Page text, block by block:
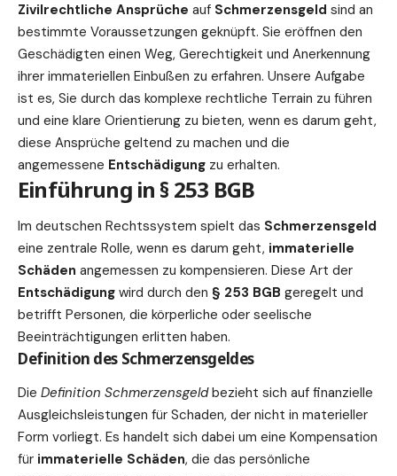
Zivilrechtliche Ansprüche auf Schmerzensgeld sind an
bestimmte Voraussetzungen geknüpft. Sie eröffnen den
Geschädigten einen Weg, Gerechtigkeit und Anerkennung
ihrer immateriellen Einbußen zu erfahren. Unsere Aufgabe
ist es, Sie durch das komplexe rechtliche Terrain zu führen
und eine klare Orientierung zu bieten, wenn es darum geht,
diese Ansprüche geltend zu machen und die
angemessene Entschädigung zu erhalten.
Einführung in § 253 BGB
Im deutschen Rechtssystem spielt das Schmerzensgeld
eine zentrale Rolle, wenn es darum geht, immaterielle
Schäden angemessen zu kompensieren. Diese Art der
Entschädigung wird durch den § 253 BGB geregelt und
betrifft Personen, die körperliche oder seelische
Beeinträchtigungen erlitten haben.
Definition des Schmerzensgeldes
Die Definition Schmerzensgeldbezieht sich auf finanzielle
Ausgleichsleistungen für Schaden, der nicht in materieller
Form vorliegt. Es handelt sich dabei um eine Kompensation
für immaterielle Schäden, die das persönliche